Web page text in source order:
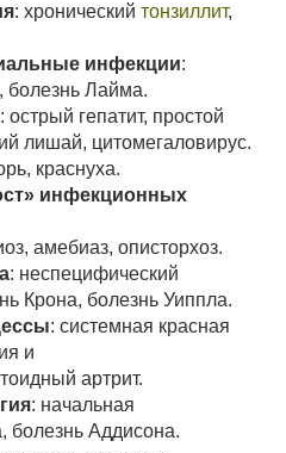
: хронический тонзиллит,
инфекции:
болезнь Лайма.
: острый гепатит, простой
лишай, цитомегаловирус.
краснуха.
инфекционных
амебиаз, описторхоз.
: неспецифический
Крона, болезнь Уиппла.
: системная красная
и
артрит.
: начальная
болезнь Аддисона.